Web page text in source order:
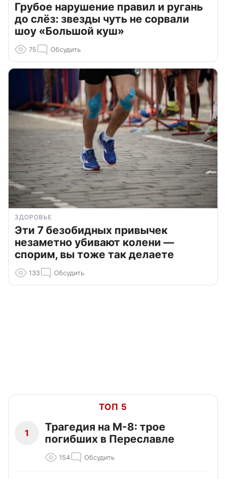
Грубое нарушение правил и ругань
до слёз: звезды чуть не сорвали
шоу «Большой куш»
75 Обсудить
ЗДОРОВЬЕ
Эти 7 безобидных привычек
незаметно убивают колени —
спорим, вы тоже так делаете
133 Обсудить
ТОП 5
1
Трагедия на М-8: трое
погибших в Переславле
154 Обсудить